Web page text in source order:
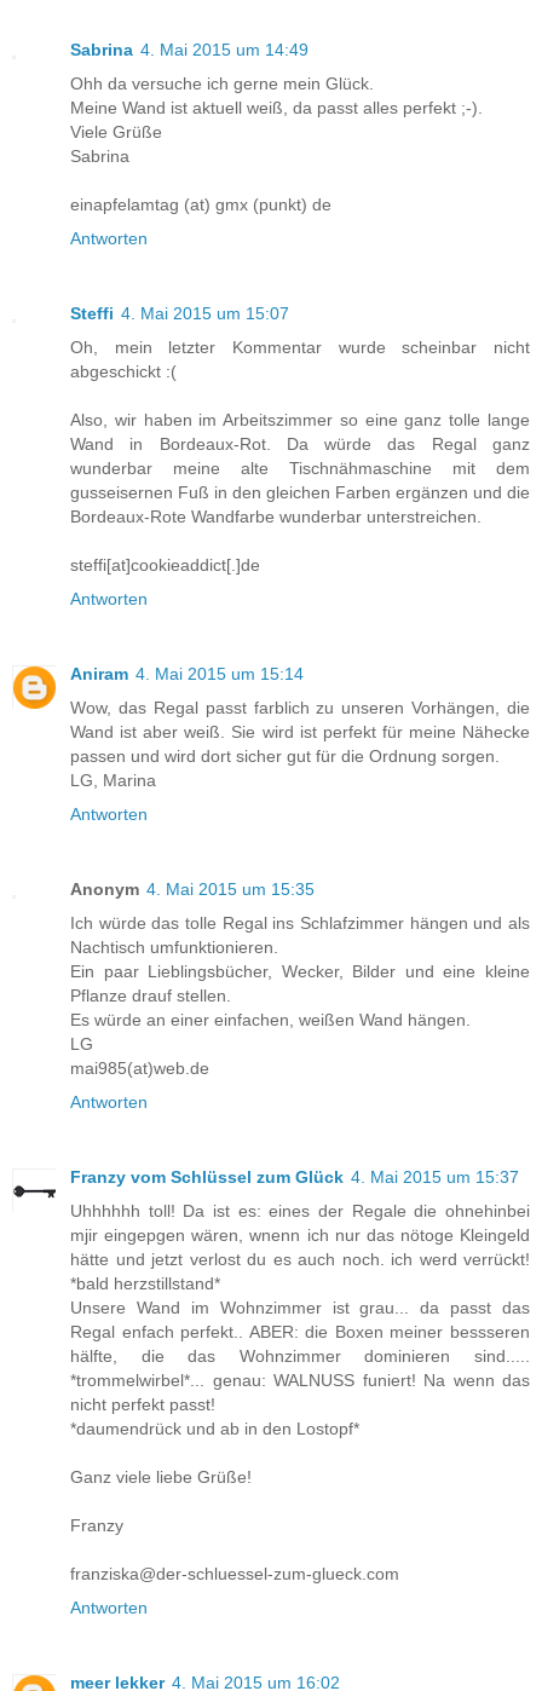
Sabrina 4. Mai 2015 um 14:49
Ohh da versuche ich gerne mein Glück.
Meine Wand ist aktuell weiß, da passt alles perfekt ;-).
Viele Grüße
Sabrina
einapfelamtag (at) gmx (punkt) de
Antworten
Steffi 4. Mai 2015 um 15:07
Oh, mein letzter Kommentar wurde scheinbar nicht
abgeschickt :(
Also, wir haben im Arbeitszimmer so eine ganz tolle lange
Wand in Bordeaux-Rot. Da würde das Regal ganz
wunderbar meine alte Tischnähmaschine mit dem
gusseisernen Fuß in den gleichen Farben ergänzen und die
Bordeaux-Rote Wandfarbe wunderbar unterstreichen.
steffi[at]cookieaddict[.]de
Antworten
Aniram 4. Mai 2015 um 15:14
Wow, das Regal passt farblich zu unseren Vorhängen, die
Wand ist aber weiß. Sie wird ist perfekt für meine Nähecke
passen und wird dort sicher gut für die Ordnung sorgen.
LG, Marina
Antworten
Anonym 4. Mai 2015 um 15:35
Ich würde das tolle Regal ins Schlafzimmer hängen und als
Nachtisch umfunktionieren.
Ein paar Lieblingsbücher, Wecker, Bilder und eine kleine
Pflanze drauf stellen.
Es würde an einer einfachen, weißen Wand hängen.
LG
mai985(at)web.de
Antworten
Franzy vom Schlüssel zum Glück 4. Mai 2015 um 15:37
Uhhhhhh toll! Da ist es: eines der Regale die ohnehinbei
mjir eingepgen wären, wnenn ich nur das nötoge Kleingeld
hätte und jetzt verlost du es auch noch. ich werd verrückt!
*bald herzstillstand*
Unsere Wand im Wohnzimmer ist grau... da passt das
Regal enfach perfekt.. ABER: die Boxen meiner bessseren
hälfte, die das Wohnzimmer dominieren sind.....
*trommelwirbel*... genau: WALNUSS funiert! Na wenn das
nicht perfekt passt!
*daumendrück und ab in den Lostopf*
Ganz viele liebe Grüße!
Franzy
franziska@der-schluessel-zum-glueck.com
Antworten
meer lekker 4. Mai 2015 um 16:02